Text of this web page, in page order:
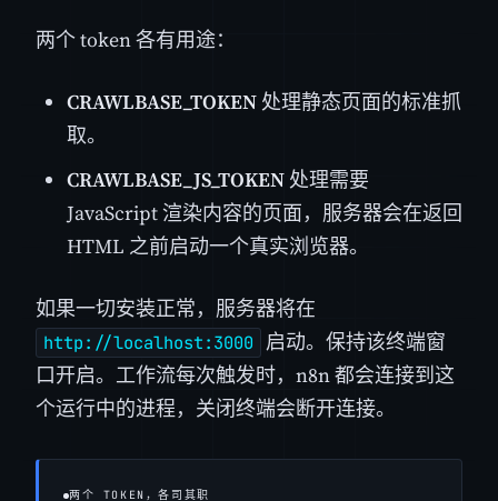
两个 token 各有用途：
CRAWLBASE_TOKEN 处理静态页面的标准抓
取。
CRAWLBASE_JS_TOKEN 处理需要
JavaScript 渲染内容的页面，服务器会在返回
HTML 之前启动一个真实浏览器。
如果一切安装正常，服务器将在
http://localhost:3000
启动。保持该终端窗
口开启。工作流每次触发时，n8n 都会连接到这
个运行中的进程，关闭终端会断开连接。
两个 TOKEN，各司其职